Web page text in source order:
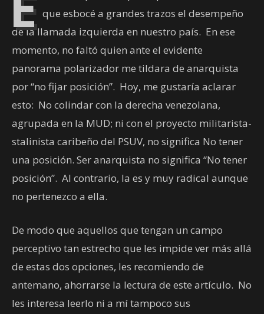
que esbocé a grandes trazos el desempeño
de la llamada izquierda en nuestro país. En ese
momento, no faltó quien ante el evidente
panorama polarizador me tildara de anarquista
por “no fijar posición”. Hoy, me gustaría aclarar
esto: No colindar con la derecha venezolana,
agrupada en la MUD; ni con el proyecto militarista-
stalinista caribeño del PSUV, no significa No tener
una posición. Ser anarquista no significa “No tener
posición”. Al contrario, la es y muy radical aunque
no pertenezco a ella.
De modo que aquellos que tengan un campo
perceptivo tan estrecho que les impide ver más allá
de estas dos opciones, les recomiendo de
antemano, ahorrarse la lectura de este artículo. No
les interesa leerlo ni a mí tampoco sus